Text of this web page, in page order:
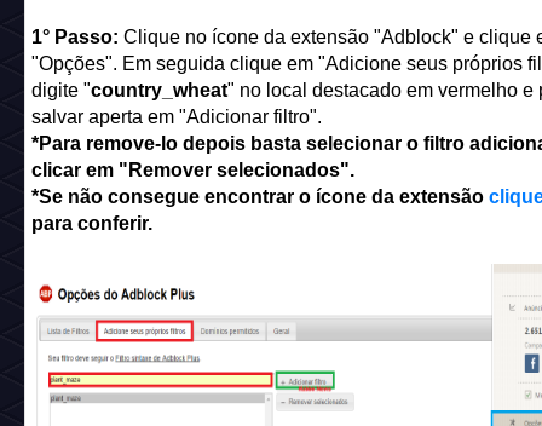
1° Passo: Clique no ícone da extensão "Adblock" e clique
"Opções". Em seguida clique em "Adicione seus próprios
digite "country_wheat" no local destacado em vermelho e
salvar aperta em "Adicionar filtro".
*Para remove-lo depois basta selecionar o filtro
clicar em "Remover selecionados".
*Se não consegue encontrar o ícone da extensão
para conferir.